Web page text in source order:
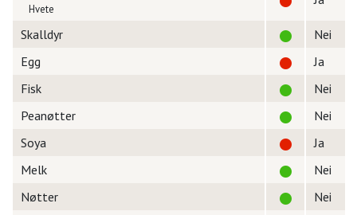
Hvete
Skalldyr
Nei
Egg
Ja
Fisk
Nei
Peanøtter
Nei
Soya
Ja
Melk
Nei
Nøtter
Nei